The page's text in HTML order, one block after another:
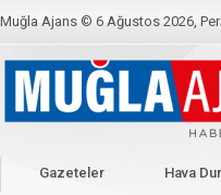
Muğla Ajans © 6 Ağustos 2026,
BAKANLIKTAN YENİ CORONO
CHP’Lİ VEKİLLER
Gazeteler Hava